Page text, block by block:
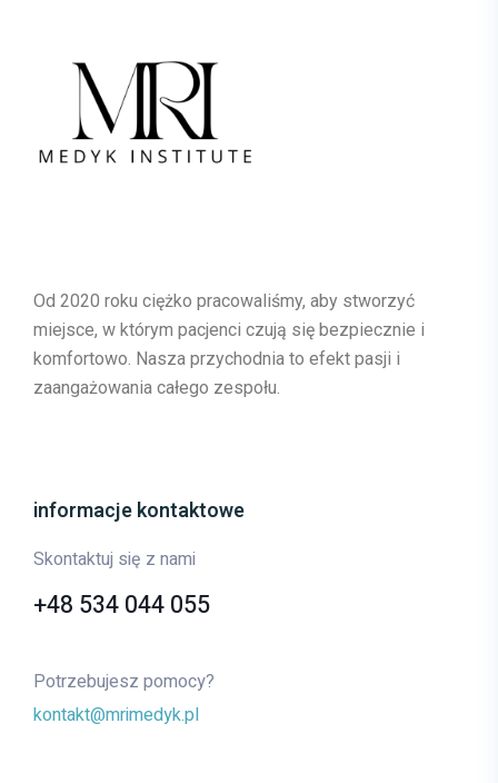
Od 2020 roku ciężko pracowaliśmy, aby stworzyć
miejsce, w którym pacjenci czują się bezpiecznie i
komfortowo. Nasza przychodnia to efekt pasji i
zaangażowania całego zespołu.
informacje kontaktowe
Skontaktuj się z nami
+48 534 044 055
Potrzebujesz pomocy?
kontakt@mrimedyk.pl